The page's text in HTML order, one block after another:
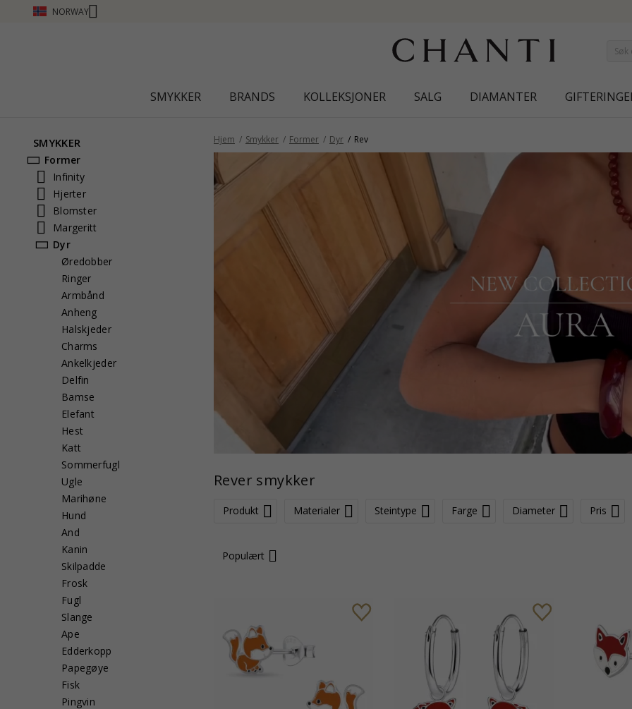
NORWAY
SMYKKER BRANDS KOLLEKSJONER SALG DIAMANTER
SMYKKER
Former
Infinity
Hjerter
Blomster
Margeritt
Dyr
Øredobber
Ringer
Armbånd
Anheng
Halskjeder
Charms
Ankelkjeder
Delfin
Bamse
Elefant
Hest
Katt
Sommerfugl
Ugle
Marihøne
Hund
And
Kanin
Skilpadde
Frosk
Fugl
Slange
Ape
Edderkopp
Papegøye
Fisk
Pingvin
Hjem Smykker Former Dyr Rev
Rever smykker
Produkt Materialer Steintype Farge Diameter Pris
Populært